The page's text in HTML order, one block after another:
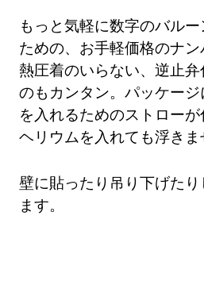
もっと気軽に数字のバル
ための、お手軽価格のナン
熱圧着のいらない、逆止
のもカンタン。パッケー
を入れるためのストローが
ヘリウムを入れても浮きま
壁に貼ったり吊り下げた
ます。